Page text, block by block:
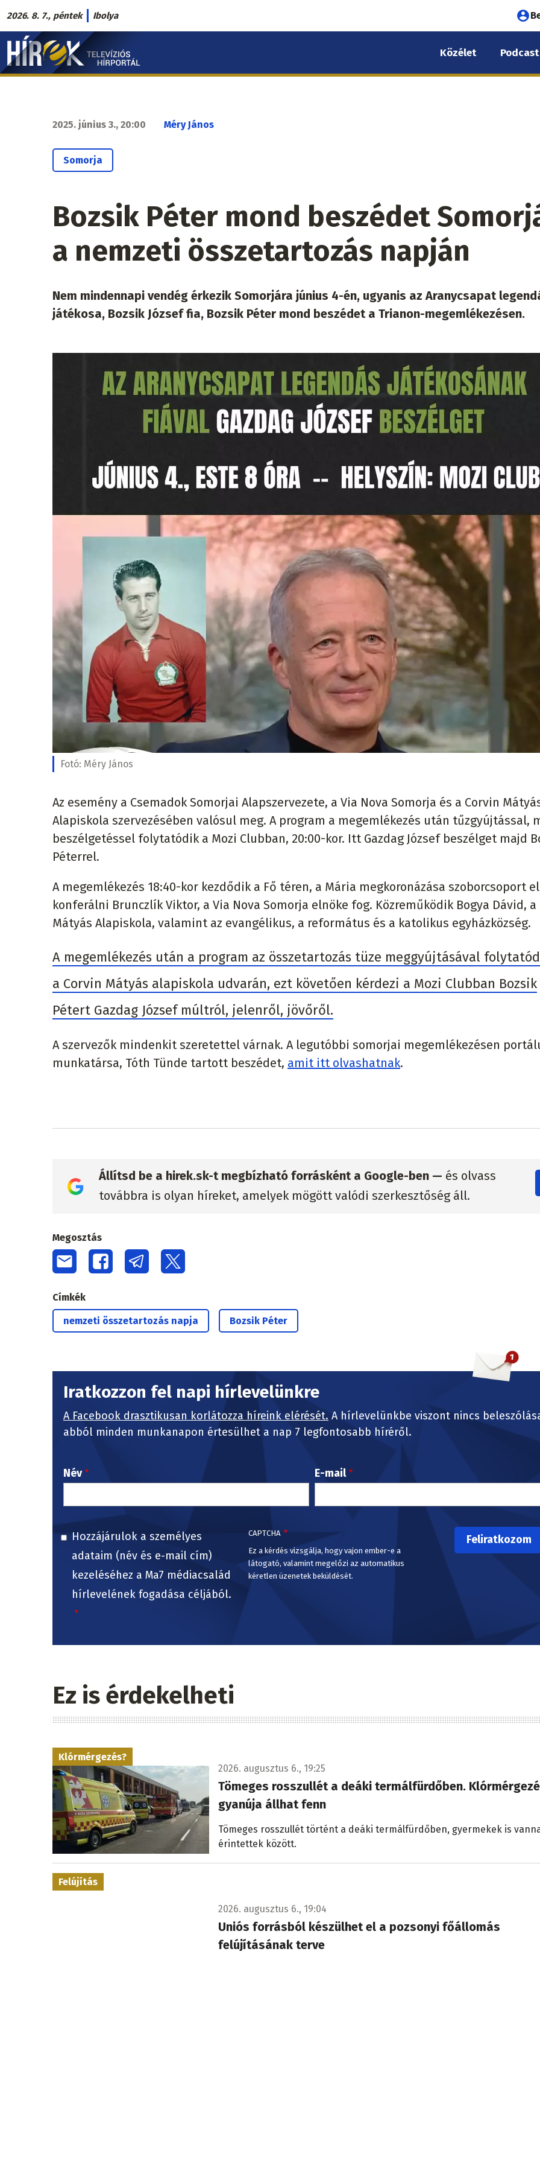
Ugrás
a
tartalomra
2026. 8. 7., péntek Ibolya
Hírek.sk
fő
Közélet Podcast
2025. június 3., 20:00 Méry János
Somorja
Bozsik Péter mond beszédet
a nemzeti összetartozás napján
Nem mindennapi vendég érkezik Somorjára június 4-én, ugyanis az Aranycsapat
játékosa, Bozsik József fia, Bozsik Péter mond beszédet a Trianon-megemlékezésen.
Fotó: Méry János
Az esemény a Csemadok Somorjai Alapszervezete, a Via Nova Somorja és a Corvin
Alapiskola szervezésében valósul meg. A program a megemlékezés után tűzgyújtással,
beszélgetéssel folytatódik a Mozi Clubban, 20:00-kor. Itt Gazdag József beszélget majd
Péterrel.
A megemlékezés 18:40-kor kezdődik a Fő téren, a Mária megkoronázása szoborcsoport
konferálni Brunczlík Viktor, a Via Nova Somorja elnöke fog. Közreműködik Bogya Dávid, a
Mátyás Alapiskola, valamint az evangélikus, a református és a katolikus egyházközség.
A megemlékezés után a program az összetartozás tüze meggyújtásával
a Corvin Mátyás alapiskola udvarán, ezt követően kérdezi a Mozi Clubban Bozsik
Pétert Gazdag József múltról, jelenről, jövőről.
A szervezők mindenkit szeretettel várnak. A legutóbbi somorjai megemlékezésen
munkatársa, Tóth Tünde tartott beszédet, amit itt olvashatnak.
Állítsd be a hirek.sk-t megbízható forrásként a Google-ben — és olvass
továbbra is olyan híreket, amelyek mögött valódi szerkesztőség áll.
Megosztás
Címkék
nemzeti összetartozás napja Bozsik Péter
Iratkozzon fel napi hírlevelünkre
A Facebook drasztikusan korlátozza híreink elérését. A hírlevelünkbe viszont nincs
abból minden munkanapon értesülhet a nap 7 legfontosabb híréről.
Név E-mail
Hozzájárulok a személyes
adataim (név és e-mail cím)
kezeléséhez a Ma7 médiacsalád
hírlevelének fogadása céljából.
CAPTCHA
Ez a kérdés vizsgálja, hogy vajon ember-e a
látogató, valamint megelőzi az automatikus
kéretlen üzenetek beküldését.
Ez is érdekelheti
Klórmérgezés?
2026. augusztus 6., 19:25
Tömeges rosszullét a deáki termálfürdőben.
gyanúja állhat fenn
Tömeges rosszullét történt a deáki termálfürdőben, gyermekek is
érintettek között.
Felújítás
2026. augusztus 6., 19:04
Uniós forrásból készülhet el a pozsonyi főállomás
felújításának terve